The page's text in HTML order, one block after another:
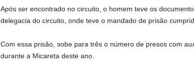
Após ser encontrado no circuito, o homem teve os
delegacia do circuito, onde teve o mandado de prisão
Com essa prisão, sobe para três o número de presos com
durante a Micareta deste ano.